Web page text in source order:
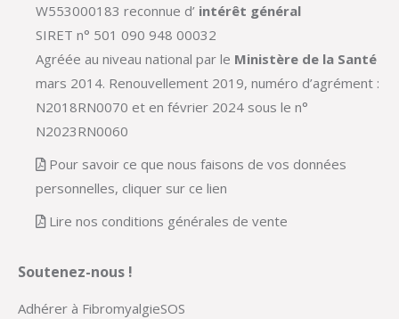
W553000183 reconnue d’ intérêt général
SIRET n° 501 090 948 00032
Agréée au niveau national par le Ministère de la Santé
mars 2014. Renouvellement 2019, numéro d’agrément :
N2018RN0070 et en février 2024 sous le n°
N2023RN0060
Pour savoir ce que nous faisons de vos données
personnelles, cliquer sur ce lien
Lire nos conditions générales de vente
Soutenez-nous !
Adhérer à FibromyalgieSOS